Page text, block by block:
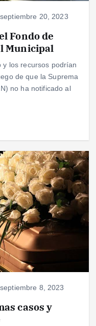
20, 2023
Fondo de
Municipal
y los recursos podrían
de que la Suprema
no ha notificado al
8, 2023
casos y